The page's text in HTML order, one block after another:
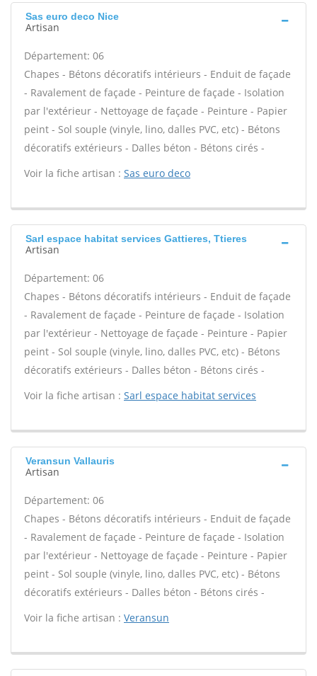
Sas euro deco Nice
Artisan
Département: 06
Chapes - Bétons décoratifs intérieurs - Enduit de façade
- Ravalement de façade - Peinture de façade - Isolation
par l'extérieur - Nettoyage de façade - Peinture - Papier
peint - Sol souple (vinyle, lino, dalles PVC, etc) - Bétons
décoratifs extérieurs - Dalles béton - Bétons cirés -
Voir la fiche artisan : Sas euro deco
Sarl espace habitat services Gattieres, Ttieres
Artisan
Département: 06
Chapes - Bétons décoratifs intérieurs - Enduit de façade
- Ravalement de façade - Peinture de façade - Isolation
par l'extérieur - Nettoyage de façade - Peinture - Papier
peint - Sol souple (vinyle, lino, dalles PVC, etc) - Bétons
décoratifs extérieurs - Dalles béton - Bétons cirés -
Voir la fiche artisan : Sarl espace habitat services
Veransun Vallauris
Artisan
Département: 06
Chapes - Bétons décoratifs intérieurs - Enduit de façade
- Ravalement de façade - Peinture de façade - Isolation
par l'extérieur - Nettoyage de façade - Peinture - Papier
peint - Sol souple (vinyle, lino, dalles PVC, etc) - Bétons
décoratifs extérieurs - Dalles béton - Bétons cirés -
Voir la fiche artisan : Veransun